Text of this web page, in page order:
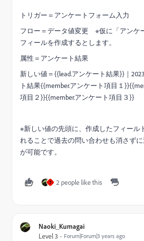
トリガー＝アンケートフォーム入力
フロー＝データ値変更 ※仮に「アンケ
フィールを作成するとします。
属性＝アンケート結果
新しい値＝{{lead.アンケート結果}}｜
ト結果{{member.アンケート項目１
項目２}}{{member.アンケート項目３}}
※新しい値の先頭に、作成したフィール
れることで過去の問い合わせも消さず
が可能です。
T 2 people like this
Naoki_Kumagai
Level 3 Forum|Forum|3 years ago